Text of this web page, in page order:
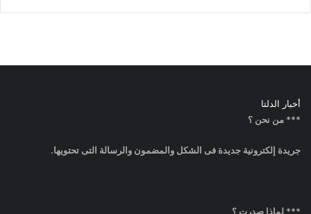
أخبار الدلتا
*** من نحن ؟
جريدة إلكترونية جديدة فى الشكل والمضمون والرسالة التى تحتويها.
*** لماذا صدرت ؟